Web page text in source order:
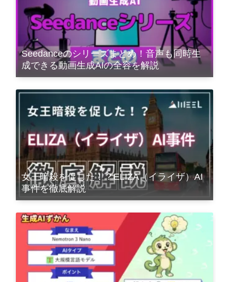
Seedanceのシリーズまとめ！音声も同時生
成できる動画生成AIの全容を解説
女王暗殺を促した！？ELIZA（イライザ）AI
事件を徹底解説